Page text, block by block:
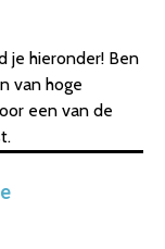
je hieronder! Ben
van hoge
een van de